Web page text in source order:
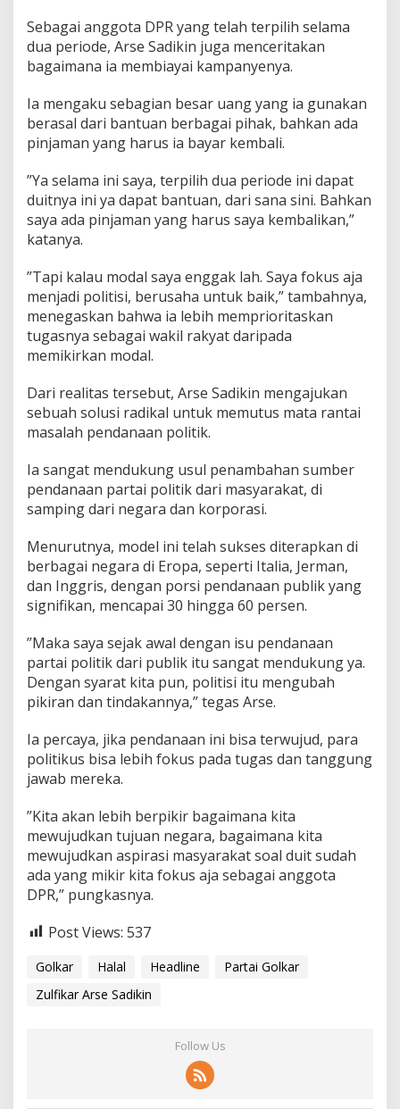
​Sebagai anggota DPR yang telah terpilih selama
dua periode, Arse Sadikin juga menceritakan
bagaimana ia membiayai kampanyenya.
​Ia mengaku sebagian besar uang yang ia gunakan
berasal dari bantuan berbagai pihak, bahkan ada
pinjaman yang harus ia bayar kembali.
​”Ya selama ini saya, terpilih dua periode ini dapat
duitnya ini ya dapat bantuan, dari sana sini. Bahkan
saya ada pinjaman yang harus saya kembalikan,”
katanya.
​”Tapi kalau modal saya enggak lah. Saya fokus aja
menjadi politisi, berusaha untuk baik,” tambahnya,
menegaskan bahwa ia lebih memprioritaskan
tugasnya sebagai wakil rakyat daripada
memikirkan modal.
​Dari realitas tersebut, Arse Sadikin mengajukan
sebuah solusi radikal untuk memutus mata rantai
masalah pendanaan politik.
​Ia sangat mendukung usul penambahan sumber
pendanaan partai politik dari masyarakat, di
samping dari negara dan korporasi.
​Menurutnya, model ini telah sukses diterapkan di
berbagai negara di Eropa, seperti Italia, Jerman,
dan Inggris, dengan porsi pendanaan publik yang
signifikan, mencapai 30 hingga 60 persen.
​”Maka saya sejak awal dengan isu pendanaan
partai politik dari publik itu sangat mendukung ya.
Dengan syarat kita pun, politisi itu mengubah
pikiran dan tindakannya,” tegas Arse.
​Ia percaya, jika pendanaan ini bisa terwujud, para
politikus bisa lebih fokus pada tugas dan tanggung
jawab mereka.
​”Kita akan lebih berpikir bagaimana kita
mewujudkan tujuan negara, bagaimana kita
mewujudkan aspirasi masyarakat soal duit sudah
ada yang mikir kita fokus aja sebagai anggota
DPR,” pungkasnya.
Post Views: 537
Golkar Halal Headline
Partai Golkar
Zulfikar Arse Sadikin
Follow Us